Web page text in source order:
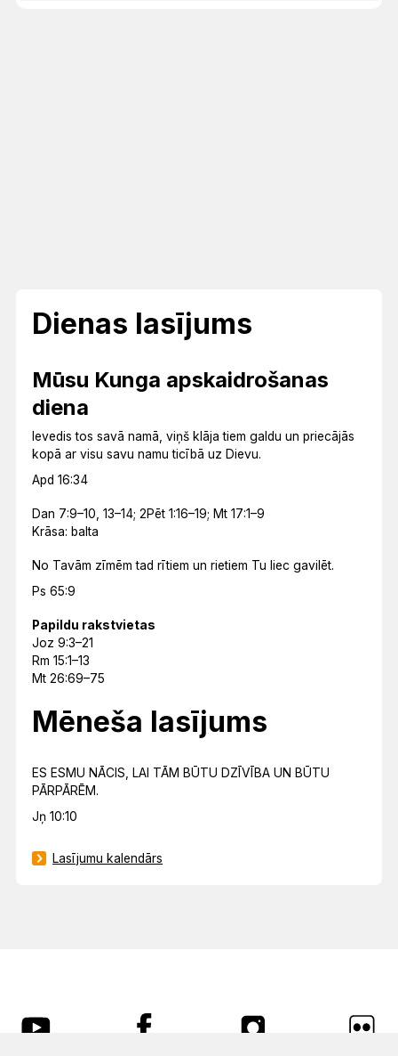
Dienas lasījums
Mūsu Kunga apskaidrošanas
diena
Ievedis tos savā namā, viņš klāja tiem galdu un priecājās
kopā ar visu savu namu ticībā uz Dievu.
Apd 16:34
Dan 7:9–10, 13–14; 2Pēt 1:16–19; Mt 17:1–9
Krāsa: balta
No Tavām zīmēm tad rītiem un rietiem Tu liec gavilēt.
Ps 65:9
Papildu rakstvietas
Joz 9:3–21
Rm 15:1–13
Mt 26:69–75
Mēneša lasījums
ES ESMU NĀCIS, LAI TĀM BŪTU DZĪVĪBA UN BŪTU
PĀRPĀRĒM.
Jņ 10:10
Lasījumu kalendārs